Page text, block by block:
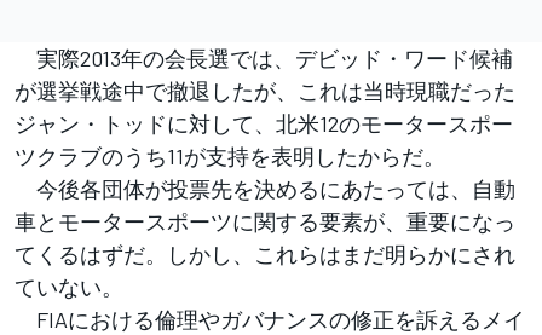
実際2013年の会長選では、デビッド・ワード候補
が選挙戦途中で撤退したが、これは当時現職だった
ジャン・トッドに対して、北米12のモータースポー
ツクラブのうち11が支持を表明したからだ。
今後各団体が投票先を決めるにあたっては、自動
車とモータースポーツに関する要素が、重要になっ
てくるはずだ。しかし、これらはまだ明らかにされ
ていない。
FIAにおける倫理やガバナンスの修正を訴えるメイ